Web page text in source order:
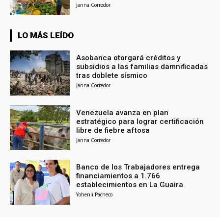
Janna Corredor
LO MÁS LEÍDO
Asobanca otorgará créditos y
subsidios a las familias damnificadas
tras doblete sísmico
Janna Corredor
Venezuela avanza en plan
estratégico para lograr certificación
libre de fiebre aftosa
Janna Corredor
Banco de los Trabajadores entrega
financiamientos a 1.766
establecimientos en La Guaira
Yohenli Pacheco